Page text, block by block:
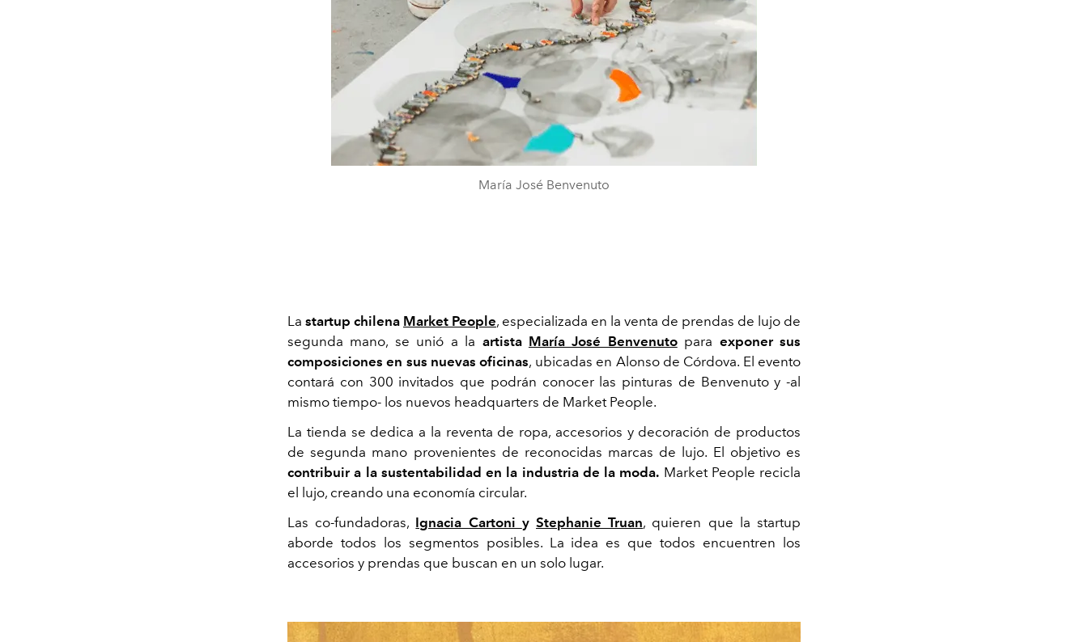
María José Benvenuto
La startup chilena Market People, especializada en la venta de prendas de lujo de
segunda mano, se unió a la artista María José Benvenutopara exponer sus
composiciones en sus nuevas oficinas, ubicadas en Alonso de Córdova. El evento
contará con 300 invitados que podrán conocer las pinturas de Benvenuto y -al
mismo tiempo- los nuevos headquarters de Market People.
La tienda se dedica a la reventa de ropa, accesorios y decoración de productos
de segunda mano provenientes de reconocidas marcas de lujo. El objetivo es
contribuir a la sustentabilidad en la industria de la moda. Market People recicla
el lujo, creando una economía circular.
Las co-fundadoras, Ignacia Cartoni yStephanie Truan, quieren que la startup
aborde todos los segmentos posibles. La idea es que todos encuentren los
accesorios y prendas que buscan en un solo lugar.